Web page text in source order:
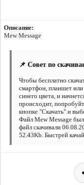
Описание:
Mew Message
📌 Совет по
Чтобы бесплатно
смартфон, планшет
синего цвета, и
происходит,
кнопке "Скачать" и
Файл Mew Message
файл скачивали
52.43Kb. Быстрей